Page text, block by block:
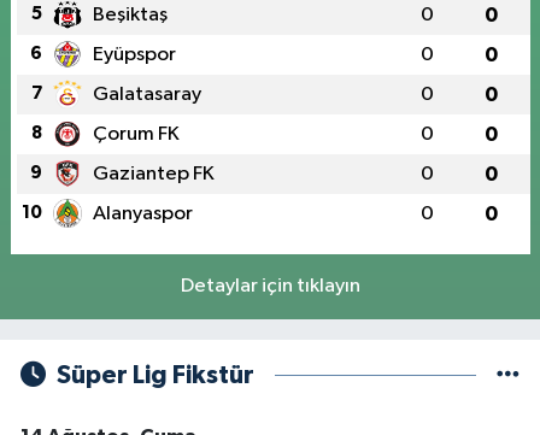
5 Beşiktaş 0 0
6 Eyüpspor 0 0
7 Galatasaray 0 0
8 Çorum FK 0 0
9 Gaziantep FK 0 0
10 Alanyaspor 0 0
Detaylar için tıklayın
Süper Lig Fikstür